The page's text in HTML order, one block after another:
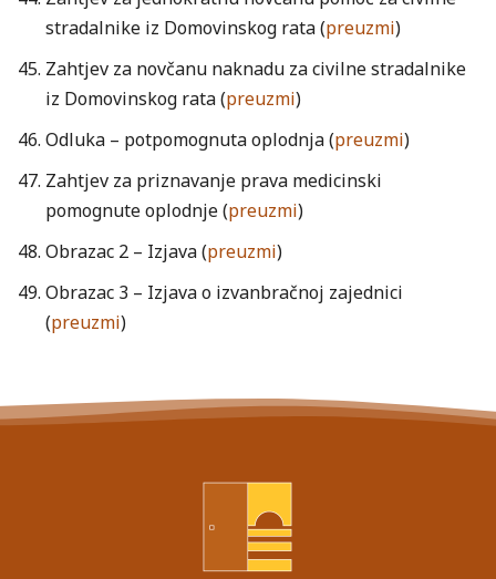
stradalnike iz Domovinskog rata (preuzmi)
Zahtjev za novčanu naknadu za civilne stradalnike
iz Domovinskog rata (preuzmi)
Odluka – potpomognuta oplodnja (preuzmi)
Zahtjev za priznavanje prava medicinski
pomognute oplodnje (preuzmi)
Obrazac 2 – Izjava (preuzmi)
Obrazac 3 – Izjava o izvanbračnoj zajednici
(preuzmi)